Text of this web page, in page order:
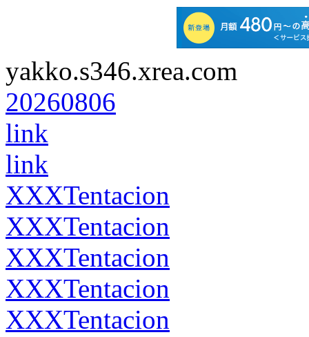
yakko.s346.xrea.com
20260806
link
link
XXXTentacion
XXXTentacion
XXXTentacion
XXXTentacion
XXXTentacion